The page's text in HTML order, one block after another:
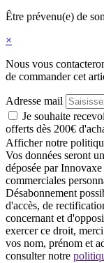
Être prévenu(e) de
×
Nous vous
de commander cet
Adresse mail
Je souhaite
offerts dès 200€
Afficher notre
Vos données seront
déposée par
commerciales
Désabonnement
d'accès, de
concernant et
exercer ce droit,
vos nom, prénom et
consulter notre